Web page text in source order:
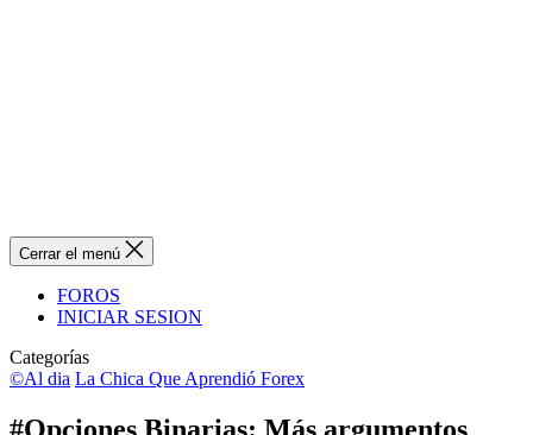
Cerrar el menú
FOROS
INICIAR SESION
Categorías
©Al dia La Chica Que Aprendió Forex